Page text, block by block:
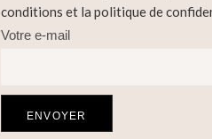
conditions et la politique de
Votre e-mail